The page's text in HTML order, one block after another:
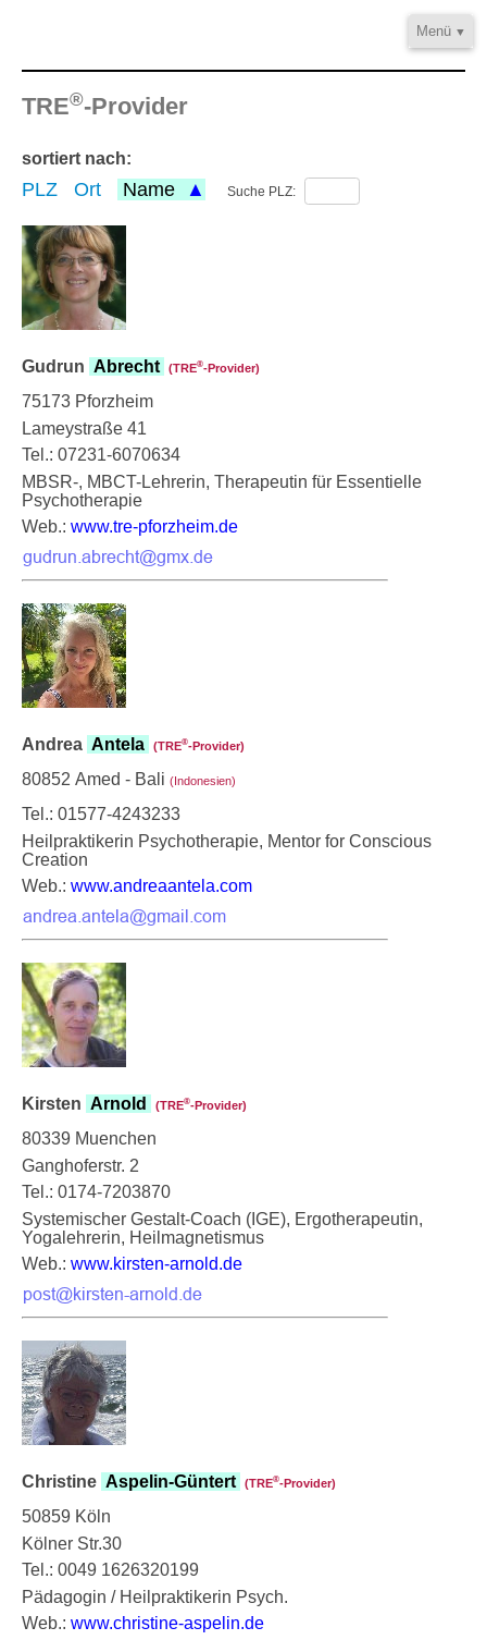
TRE ®
Menü
TRE®-Provider
sortiert nach:
PLZ Ort Name Suche PLZ:
Gudrun Abrecht (TRE®‑Provider)
75173 Pforzheim
Lameystraße 41
Tel.: 07231-6070634
MBSR-, MBCT-Lehrerin, Therapeutin für Essentielle
Psychotherapie
Web.: www.tre-pforzheim.de
Andrea Antela (TRE®‑Provider)
80852 Amed - Bali (Indonesien)
Tel.: 01577-4243233
Heilpraktikerin Psychotherapie, Mentor for Conscious
Creation
Web.: www.andreaantela.com
Kirsten Arnold (TRE®‑Provider)
80339 Muenchen
Ganghoferstr. 2
Tel.: 0174-7203870
Systemischer Gestalt-Coach (IGE), Ergotherapeutin,
Yogalehrerin, Heilmagnetismus
Web.: www.kirsten-arnold.de
Christine Aspelin-Güntert (TRE®‑Provider)
50859 Köln
Kölner Str.30
Tel.: 0049 1626320199
Pädagogin / Heilpraktikerin Psych.
Web.: www.christine-aspelin.de